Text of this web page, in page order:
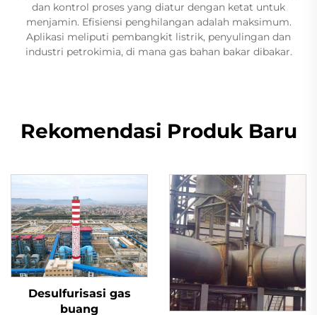
dan kontrol proses yang diatur dengan ketat untuk
menjamin. Efisiensi penghilangan adalah maksimum.
Aplikasi meliputi pembangkit listrik, penyulingan dan
industri petrokimia, di mana gas bahan bakar dibakar.
Rekomendasi Produk Baru
Desulfurisasi gas
buang